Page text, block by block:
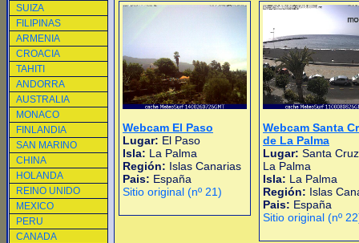
SUIZA
FILIPINAS
ARMENIA
CROACIA
TAHITI
ANDORRA
AUSTRALIA
MONACO
FINLANDIA
SAN MARINO
CHINA
HOLANDA
REINO UNIDO
MEXICO
PERU
CANADA
Webcam El Paso
Lugar: El Paso
Isla: La Palma
Región: Islas Canarias
Pais: España
Sitio original (nº 21)
Webcam Santa
de La Palma
Lugar: Santa
La Palma
Isla: La Palma
Región: Islas
Pais: España
Sitio original (nº